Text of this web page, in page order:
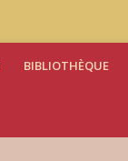
BIBLIOTHÈQUE